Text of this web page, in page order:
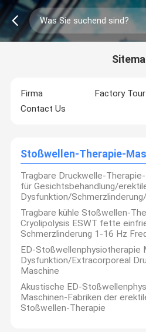
Firma Factory Tour
Contact Us
Stoßwellen-Therapie-
Tragbare Druckwelle-
für Gesichtsbehandlung/
Dysfunktion/
Tragbare kühle Stoßwellen-
Cryolipolysis ESWT fette
Schmerzlinderung 1-16 Hz
ED-Stoßwellenphysiotherapie
Dysfunktion/Extracorporeal
Maschine
Akustische ED-
Maschinen-Fabriken der
Stoßwellen-Therapie